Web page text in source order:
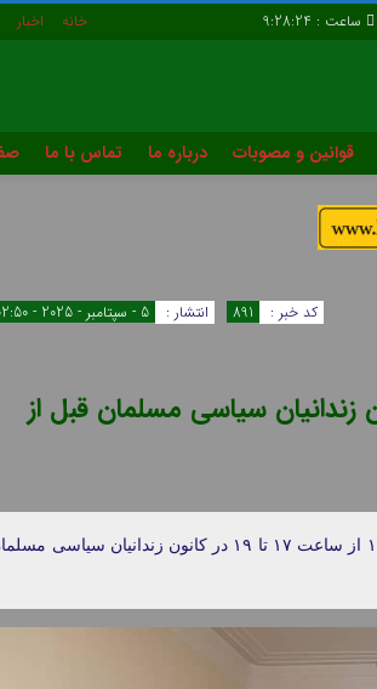
ساعت : 9:28:25 خانه اخبار
قوانین و مصوبات درباره ما تماس با ما
ها با کانون
انتشار :
5 - سپتامبر - 2025 - 02:50 کد خبر : 891
سیاسی مسلمان قبل از
نشستی با محوریت «زندگی و زمانه صمد بهرنگی» روز دوشنبه ۱۲ شهریور ۱۴۰۴ از ساعت ۱۷ تا ۱۹ در کانون زندانیان سیاسی